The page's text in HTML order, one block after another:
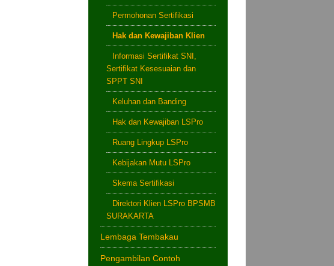
Permohonan Sertifikasi
Hak dan Kewajiban Klien
Informasi Sertifikat SNI,
Sertifikat Kesesuaian dan
SPPT SNI
Keluhan dan Banding
Hak dan Kewajiban LSPro
Ruang Lingkup LSPro
Kebijakan Mutu LSPro
Skema Sertifikasi
Direktori Klien LSPro BPSMB
SURAKARTA
Lembaga Tembakau
Pengambilan Contoh